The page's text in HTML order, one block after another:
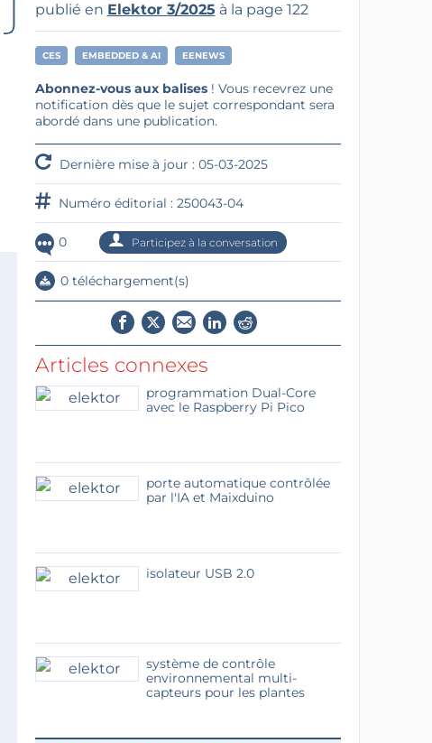
publié en Elektor 3/2025 à la page 122
CES EMBEDDED & AI EENEWS
Abonnez-vous aux balises! Vous recevrez une
notification dès que le sujet correspondant sera
abordé dans une publication.
Dernière mise à jour : 05-03-2025
Numéro éditorial : 250043-04
0 Participez à la conversation
0 téléchargement(s)
Articles connexes
programmation Dual-Core
avec le Raspberry Pi Pico
porte automatique contrôlée
par l'IA et Maixduino
isolateur USB 2.0
système de contrôle
environnemental multi-
capteurs pour les plantes